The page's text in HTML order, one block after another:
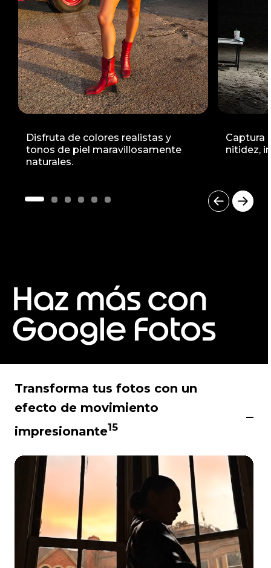
Disfruta de colores realistas y
tonos de piel maravillosamente
naturales.
Captura
nitidez,
fHaz más con
Google Fotos
Transforma tus fotos con un
efecto de movimiento
impresionante15